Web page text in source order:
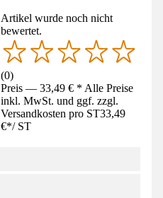
Artikel wurde noch nicht
bewertet.
(0)
Preis — 33,49 € * Alle Preise
inkl. MwSt. und ggf. zzgl.
Versandkosten pro ST33,49
€*/ ST